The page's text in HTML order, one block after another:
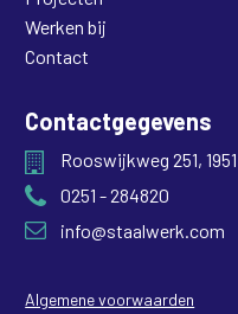
Werken bij
Contact
Contactgegevens
Rooswijkweg 251,
0251 - 284820
info@staalwerk.com
Algemene voorwaarden